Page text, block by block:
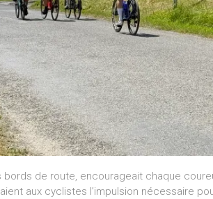
de route, encourageait chaque
aux cyclistes l’impulsion nécessaire